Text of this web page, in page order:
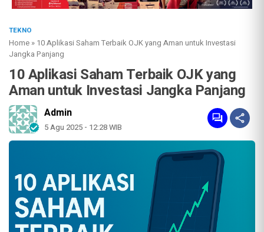
TEKNO
Home » 10 Aplikasi Saham Terbaik OJK yang Aman untuk Investasi
Jangka Panjang
10 Aplikasi Saham Terbaik OJK yang
Aman untuk Investasi Jangka Panjang
Admin
5 Agu 2025 - 12:28 WIB